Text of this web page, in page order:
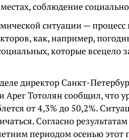
соблюдение
ситуации —
как, например,
которые всецело
директор Санкт-
Арег Тотолян сообщил, что
от 4,3% до 50,2%.
Согласно
периодом осенью этот